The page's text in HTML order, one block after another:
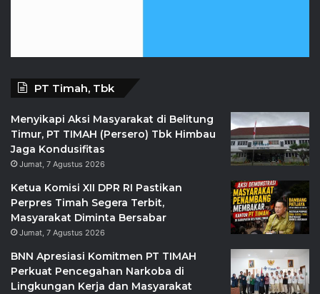
PT Timah, Tbk
Menyikapi Aksi Masyarakat di Belitung
Timur, PT TIMAH (Persero) Tbk Himbau
Jaga Kondusifitas
Jumat, 7 Agustus 2026
Ketua Komisi XII DPR RI Pastikan
Perpres Timah Segera Terbit,
Masyarakat Diminta Bersabar
Jumat, 7 Agustus 2026
BNN Apresiasi Komitmen PT TIMAH
Perkuat Pencegahan Narkoba di
Lingkungan Kerja dan Masyarakat